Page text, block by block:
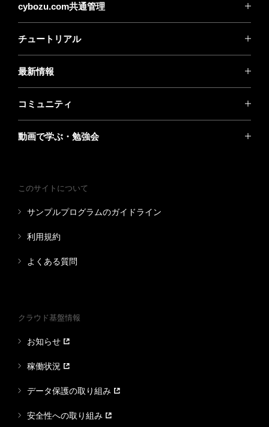
cybozu.com共通管理
チュートリアル
最新情報
コミュニティ
動画で学ぶ・勉強会
このサイトについて
サンプルプログラムのガイドライン
利用規約
よくある質問
クラウド基盤情報
お知らせ
稼働状況
データ保護の取り組み
安全性への取り組み